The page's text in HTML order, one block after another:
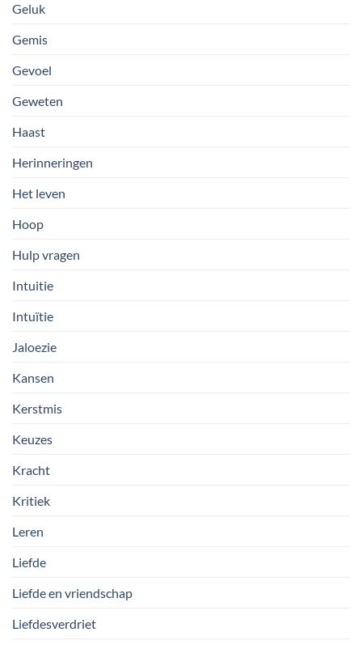
Geluk
Gemis
Gevoel
Geweten
Haast
Herinneringen
Het leven
Hoop
Hulp vragen
Intuitie
Intuïtie
Jaloezie
Kansen
Kerstmis
Keuzes
Kracht
Kritiek
Leren
Liefde
Liefde en vriendschap
Liefdesverdriet